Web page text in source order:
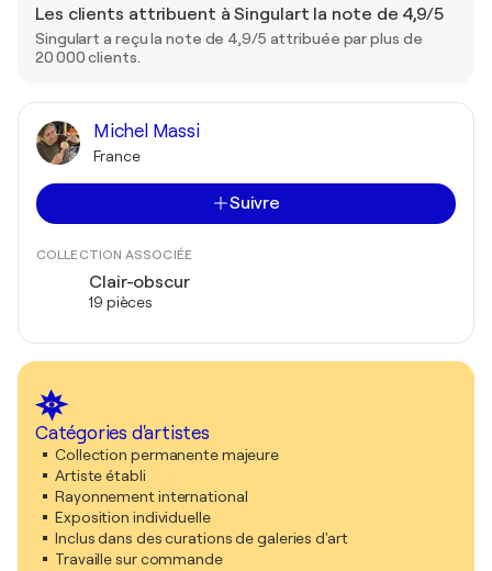
Les clients attribuent à Singulart la note de 4,9/5
Singulart a reçu la note de 4,9/5 attribuée par plus de
20 000 clients.
Michel Massi
France
Suivre
COLLECTION ASSOCIÉE
Clair-obscur
19 pièces
Catégories d'artistes
Collection permanente majeure
Artiste établi
Rayonnement international
Exposition individuelle
Inclus dans des curations de galeries d'art
Travaille sur commande